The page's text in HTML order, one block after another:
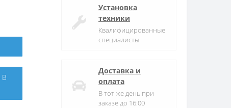
Установка
техники
Квалифицированные
специалисты
Доставка и
оплата
В тот же день при
заказе до 16:00